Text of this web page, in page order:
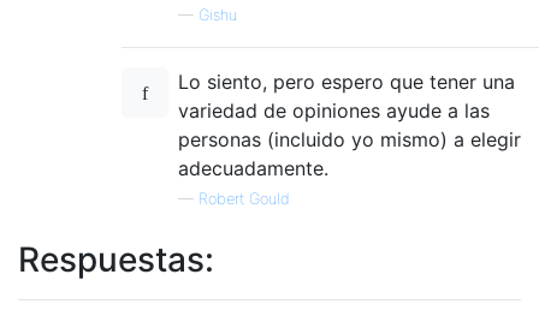
— Gishu
Lo siento, pero espero que tener una
variedad de opiniones ayude a las
personas (incluido yo mismo) a elegir
adecuadamente.
— Robert Gould
Respuestas: